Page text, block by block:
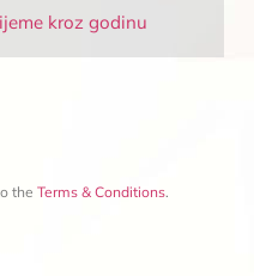
kroz godinu
the Terms & Conditions.